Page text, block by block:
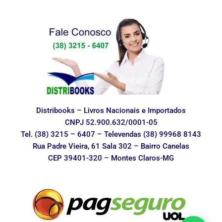
Distribooks – Livros Nacionais e Importados
CNPJ 52.900.632/0001-05
Tel. (38) 3215 – 6407 – Televendas (38) 99968 8143
Rua Padre Vieira, 61 Sala 302 – Bairro Canelas
CEP 39401-320 – Montes Claros-MG